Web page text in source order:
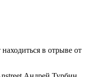
в отрыве от